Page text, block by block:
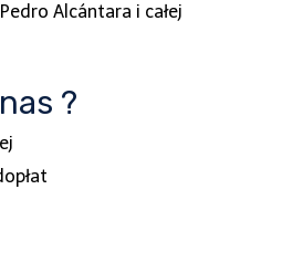
Alcántara i całej
?